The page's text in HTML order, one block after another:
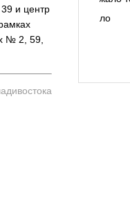
и центр
№ 2, 59,
снова подорожало
до 17 рублей